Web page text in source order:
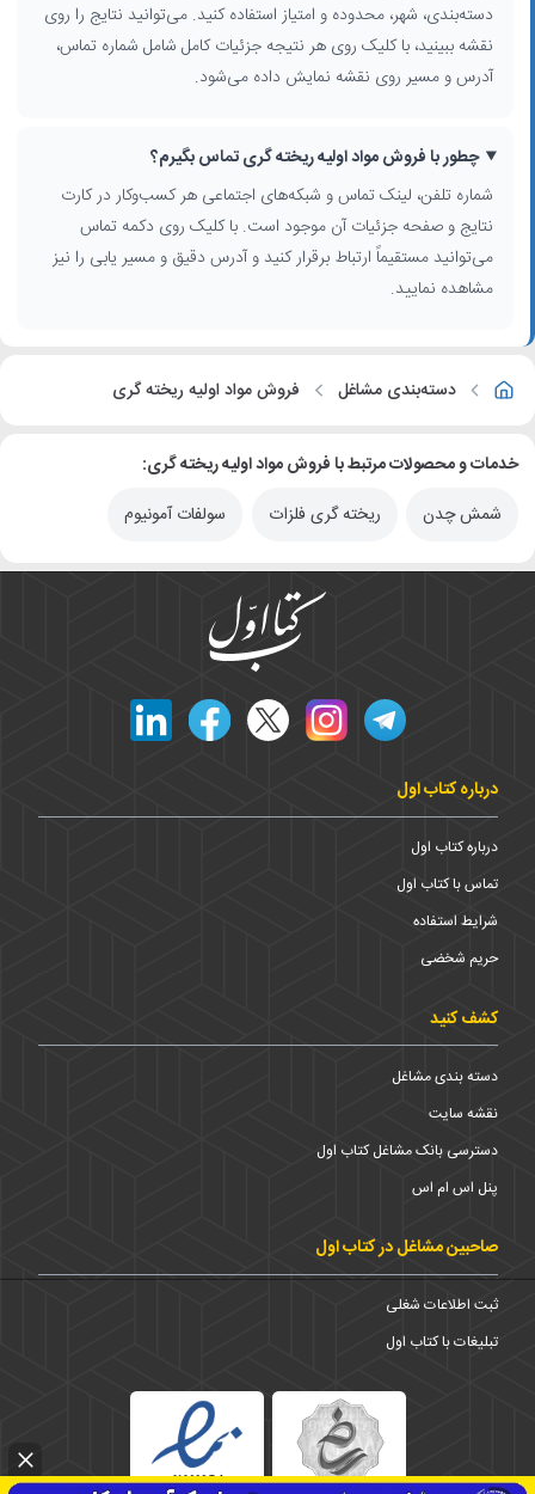
دسته‌بندی، شهر، محدوده و امتیاز استفاده کنید. می‌توانید نتایج را روی
نقشه ببینید، با کلیک روی هر نتیجه جزئیات کامل شامل شماره تماس،
آدرس و مسیر روی نقشه نمایش داده می‌شود.
چطور با فروش مواد اولیه ریخته گری تماس بگیرم؟
شماره تلفن، لینک تماس و شبکه‌های اجتماعی هر کسب‌وکار در کارت
نتایج و صفحه جزئیات آن موجود است. با کلیک روی دکمه تماس
می‌توانید مستقیماً ارتباط برقرار کنید و آدرس دقیق و مسیر یابی را نیز
مشاهده نمایید.
دسته‌بندی مشاغل فروش مواد اولیه ریخته گری
خدمات و محصولات مرتبط با فروش مواد اولیه ریخته گری:
شمش چدن
ریخته گری فلزات سولفات آمونیوم
درباره کتاب اول
درباره کتاب اول
تماس با کتاب اول
شرایط استفاده
حریم شخضی
کشف کنید
دسته بندی مشاغل
نقشه سایت
دسترسی بانک مشاغل کتاب اول
پنل اس ام اس
صاحبین مشاغل در کتاب اول
ثبت اطلاعات شغلی
تبلیغات با کتاب اول